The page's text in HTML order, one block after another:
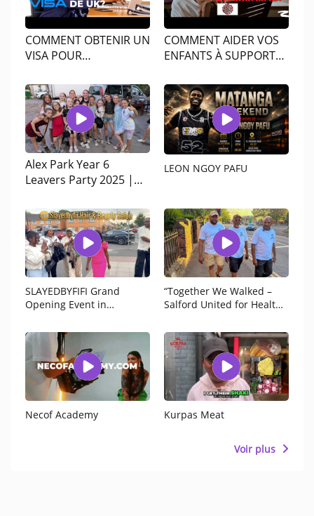
COMMENT OBTENIR UN
VISA POUR
COMMENT AIDER VOS
ENFANTS À SUPPORTER
2 CONFINEMENT?
Alex Park Year 6
Leavers Party 2025 |
Video
LEON NGOY PAFU
SLAYEDBYFIFI Grand
Opening Event in
“Together We Walked –
Salford United for Health
Necof Academy Kurpas Meat
Voir plus